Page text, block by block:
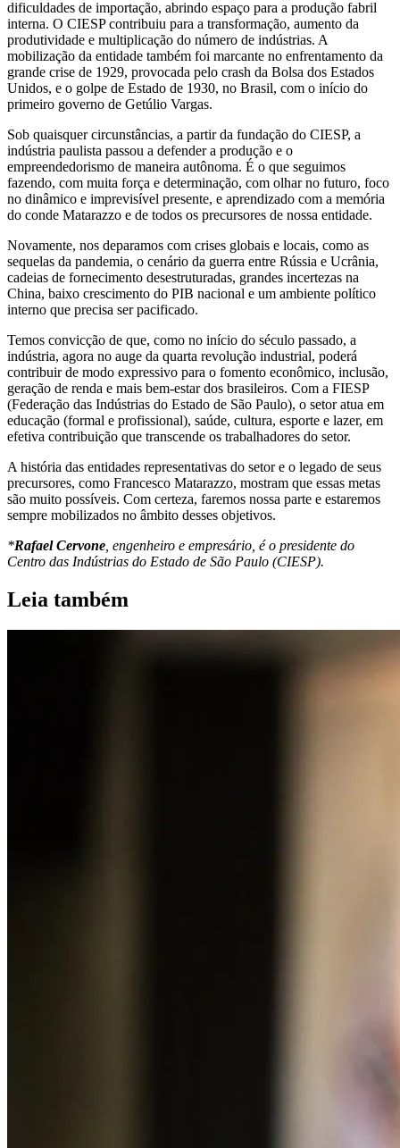
dificuldades de importação, abrindo espaço para a produção fabril
interna. O CIESP contribuiu para a transformação, aumento da
produtividade e multiplicação do número de indústrias. A
mobilização da entidade também foi marcante no enfrentamento da
grande crise de 1929, provocada pelo crash da Bolsa dos Estados
Unidos, e o golpe de Estado de 1930, no Brasil, com o início do
primeiro governo de Getúlio Vargas.
Sob quaisquer circunstâncias, a partir da fundação do CIESP, a
indústria paulista passou a defender a produção e o
empreendedorismo de maneira autônoma. É o que seguimos
fazendo, com muita força e determinação, com olhar no futuro, foco
no dinâmico e imprevisível presente, e aprendizado com a memória
do conde Matarazzo e de todos os precursores de nossa entidade.
Novamente, nos deparamos com crises globais e locais, como as
sequelas da pandemia, o cenário da guerra entre Rússia e Ucrânia,
cadeias de fornecimento desestruturadas, grandes incertezas na
China, baixo crescimento do PIB nacional e um ambiente político
interno que precisa ser pacificado.
Temos convicção de que, como no início do século passado, a
indústria, agora no auge da quarta revolução industrial, poderá
contribuir de modo expressivo para o fomento econômico, inclusão,
geração de renda e mais bem-estar dos brasileiros. Com a FIESP
(Federação das Indústrias do Estado de São Paulo), o setor atua em
educação (formal e profissional), saúde, cultura, esporte e lazer, em
efetiva contribuição que transcende os trabalhadores do setor.
A história das entidades representativas do setor e o legado de seus
precursores, como Francesco Matarazzo, mostram que essas metas
são muito possíveis. Com certeza, faremos nossa parte e estaremos
sempre mobilizados no âmbito desses objetivos.
*Rafael Cervone , engenheiro e empresário, é o presidente do
Centro das Indústrias do Estado de São Paulo (CIESP).
Leia também